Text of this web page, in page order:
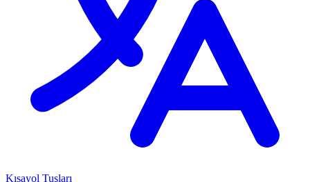
Kısayol Tuşları